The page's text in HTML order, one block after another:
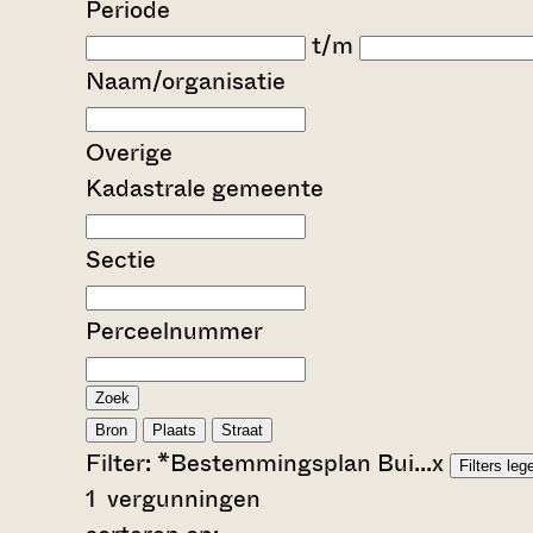
Periode
t/m
Naam/organisatie
Overige
Kadastrale gemeente
Sectie
Perceelnummer
Zoek
Bron
Plaats Straat
Filter: *Bestemmingsplan Bui...x Filters
1 vergunningen